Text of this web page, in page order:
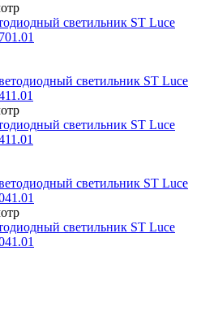
светильник ST Luce
светильник ST Luce
светильник ST Luce